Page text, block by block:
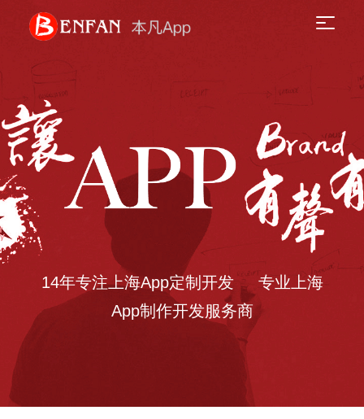
14年专注上海App定制开发 专业上海
App制作开发服务商